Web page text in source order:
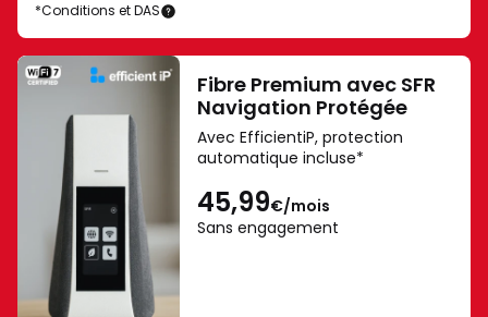
Galaxy
AI.
AI
(Intelligence
Artificielle).
Connexion
réseau
au
Samsung
Galaxy
Z
Fold8
Samsung
Fold8
*Conditions et DAS
Fibre Premium avec SFR
Navigation Protégée
Avec EfficientiP, protection
automatique incluse*
45,99€/mois
Sans engagement